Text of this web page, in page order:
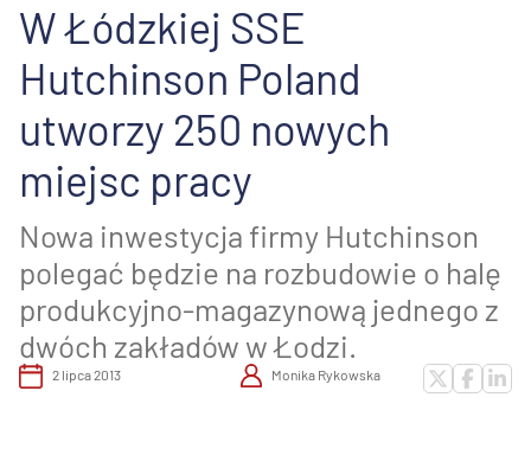
W Łódzkiej SSE
Hutchinson Poland
utworzy 250 nowych
miejsc pracy
Nowa inwestycja firmy Hutchinson
polegać będzie na rozbudowie o halę
produkcyjno-magazynową jednego z
dwóch zakładów w Łodzi.
2 lipca 2013 Monika Rykowska